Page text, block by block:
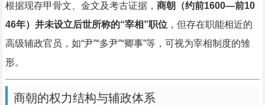
根据现存甲骨文、金文及考古证据， 商朝（约前1600—前10
46年）并未设立后世所称的“宰相”职位，但存在职能相近的
高级辅政官员，如“尹”“多尹”“卿事”等，可视为宰相制度的雏
形。
商朝的权力结构与辅政体系